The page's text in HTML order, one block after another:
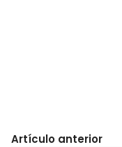
Artículo anterior